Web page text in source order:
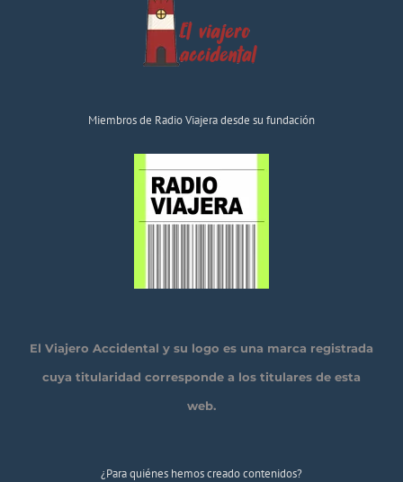
Miembros de Radio Viajera desde su fundación
El Viajero Accidental y su logo es una marca registrada
cuya titularidad corresponde a los titulares de esta
web.
¿Para quiénes hemos creado contenidos?